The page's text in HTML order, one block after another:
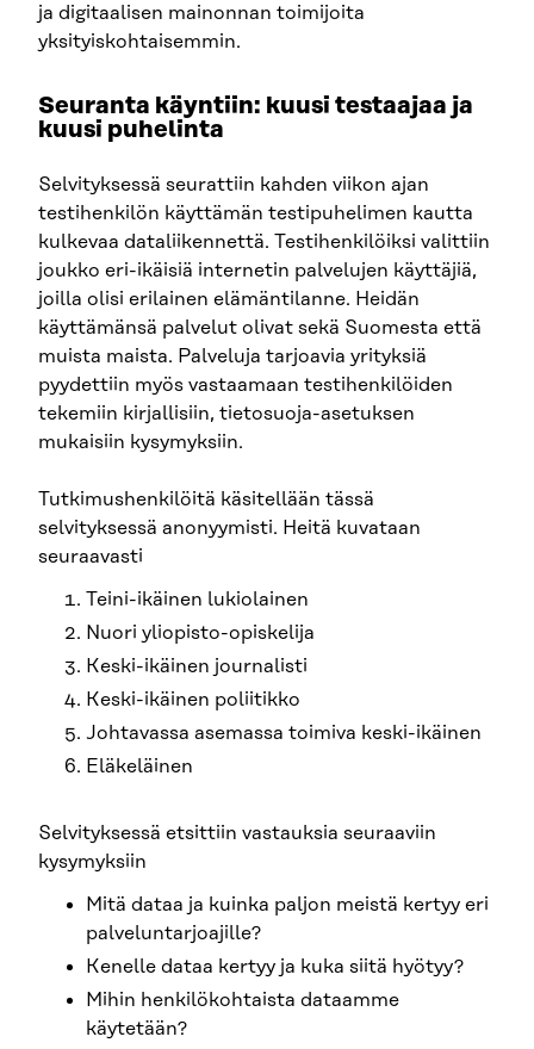
ja digitaalisen mainonnan toimijoita
yksityiskohtaisemmin.
Seuranta käyntiin: kuusi testaajaa ja
kuusi puhelinta
Selvityksessä seurattiin kahden viikon ajan
testihenkilön käyttämän testipuhelimen kautta
kulkevaa dataliikennettä. Testihenkilöiksi valittiin
joukko eri-ikäisiä internetin palvelujen käyttäjiä,
joilla olisi erilainen elämäntilanne. Heidän
käyttämänsä palvelut olivat sekä Suomesta että
muista maista. Palveluja tarjoavia yrityksiä
pyydettiin myös vastaamaan testihenkilöiden
tekemiin kirjallisiin, tietosuoja-asetuksen
mukaisiin kysymyksiin.
Tutkimushenkilöitä käsitellään tässä
selvityksessä anonyymisti. Heitä kuvataan
seuraavasti
Teini-ikäinen lukiolainen
Nuori yliopisto-opiskelija
Keski-ikäinen journalisti
Keski-ikäinen poliitikko
Johtavassa asemassa toimiva keski-ikäinen
Eläkeläinen
Selvityksessä etsittiin vastauksia seuraaviin
kysymyksiin
Mitä dataa ja kuinka paljon meistä kertyy eri
palveluntarjoajille?
Kenelle dataa kertyy ja kuka siitä hyötyy?
Mihin henkilökohtaista dataamme
käytetään?